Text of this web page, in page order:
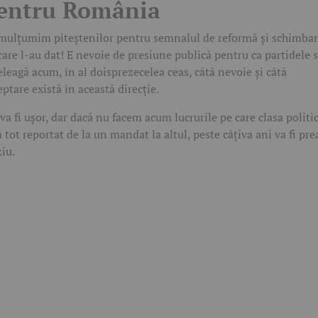
România
piteștenilor pentru semnalul de reformă și
l-au dat! E nevoie de presiune publică pentru ca partidele
acum, în al doisprezecelea ceas, câtă nevoie și câtă
există în această direcție.
fi ușor, dar dacă nu facem acum lucrurile pe care clasa
tot reportat de la un mandat la altul, peste câțiva ani va fi